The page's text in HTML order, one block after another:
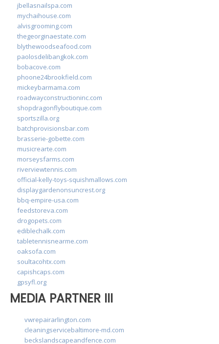
jbellasnailspa.com
mychaihouse.com
alvisgrooming.com
thegeorginaestate.com
blythewoodseafood.com
paolosdelibangkok.com
bobacove.com
phoone24brookfield.com
mickeybarmama.com
roadwayconstructioninc.com
shopdragonflyboutique.com
sportszilla.org
batchprovisionsbar.com
brasserie-gobette.com
musicrearte.com
morseysfarms.com
riverviewtennis.com
official-kelly-toys-squishmallows.com
displaygardenonsuncrest.org
bbq-empire-usa.com
feedstoreva.com
drogopets.com
ediblechalk.com
tabletennisnearme.com
oaksofa.com
soultacohtx.com
capishcaps.com
gpsyfl.org
MEDIA PARTNER III
vwrepairarlington.com
cleaningservicebaltimore-md.com
beckslandscapeandfence.com